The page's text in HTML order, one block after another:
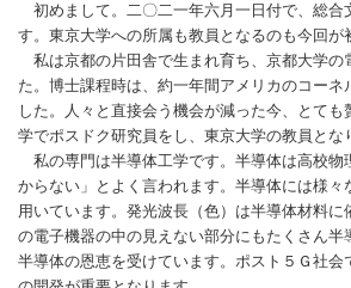
初めまして。二〇二一年六月一日付で、総合
す。東京大学への所属も教員となるのも今回が
私は京都の片田舎で生まれ育ち、京都大学の
た。博士課程時は、約一年間アメリカのコー
した。人々と直接会う機会が減った今、とて
学でポスドク研究員をし、東京大学の教員とな
私の専門は半導体工学です。半導体は高校物
からない」とよく言われます。半導体には様
用いています。発光波長（色）は半導体材料
の電子機器の中の見えない部分にもたくさん
半導体の恩恵を受けています。ポスト５Ｇ社